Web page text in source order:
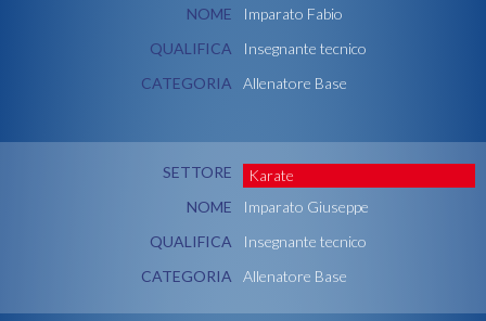
NOME
Imparato Fabio
QUALIFICA
Insegnante tecnico
CATEGORIA
Allenatore Base
SETTORE
Karate
NOME
Imparato Giuseppe
QUALIFICA
Insegnante tecnico
CATEGORIA
Allenatore Base